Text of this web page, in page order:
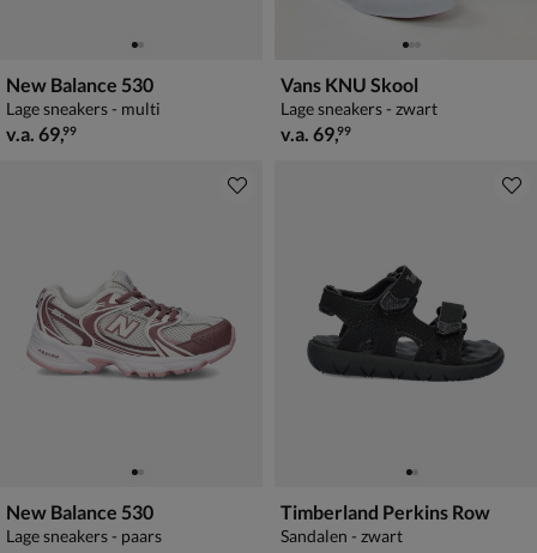
New Balance 530
Lage sneakers - multi
vanaf € 69,99
v.a. 69,99
Vans KNU Skool
Lage sneakers - zwart
vanaf € 69,99
v.a. 69,99
New Balance 530
Lage sneakers - paars
Timberland Perkins Row
Sandalen - zwart